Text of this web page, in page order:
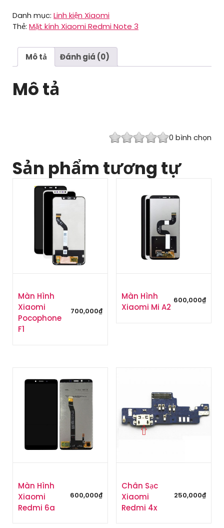
Redmi
Note
số
lượng
Danh mục: Linh kiện Xiaomi
Thẻ: Mặt kính Xiaomi Redmi Note 3
Mô tả Đánh giá (0)
Mô tả
0 bình chọn
Sản phẩm tương tự
Màn Hình
Xiaomi
Pocophone
F1
700,000₫
Màn Hình
Xiaomi Mi A2
600,000₫
Màn Hình
Xiaomi
Redmi 6a
600,000₫
Chân Sạc
Xiaomi
Redmi 4x
250,000₫